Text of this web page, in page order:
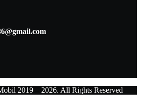
2019 – 2026. All Rights Reserved